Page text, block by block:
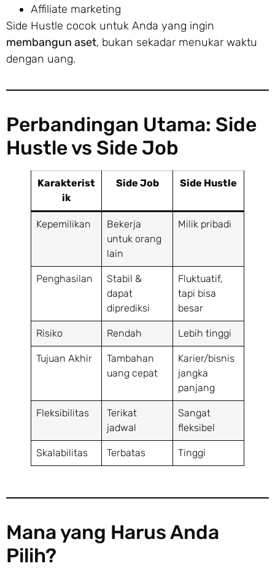
Affiliate marketing
Side Hustle cocok untuk Anda yang ingin
membangun aset, bukan sekadar menukar waktu
dengan uang.
Perbandingan Utama: Side
Hustle vs Side Job
Karakterist
ik
Side Job Side Hustle
Kepemilikan
Bekerja
untuk orang
lain
Milik pribadi
Penghasilan
Stabil &
dapat
diprediksi
Fluktuatif,
tapi bisa
besar
Risiko Rendah Lebih tinggi
Tujuan Akhir
Tambahan
uang cepat
Karier/bisnis
jangka
panjang
Fleksibilitas
Terikat
jadwal
Sangat
fleksibel
Skalabilitas Terbatas Tinggi
Mana yang Harus Anda
Pilih?